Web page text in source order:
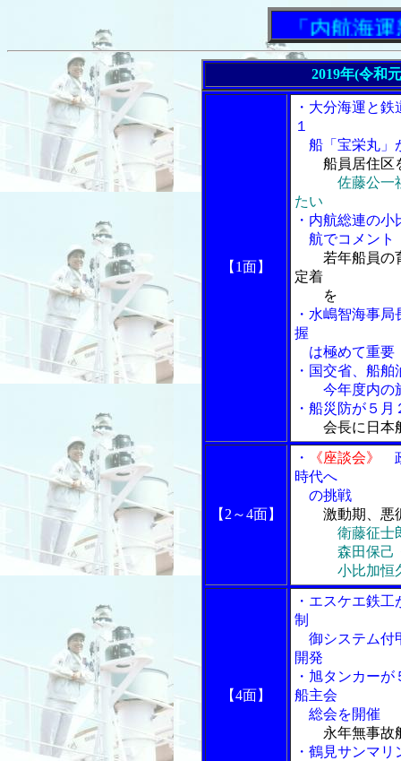
「内航海運
2019年(令和
【1面】
・大分海運と
１
船「宝栄丸」
船員居住区
佐藤公一
たい
・内航総連の
航でコメント
若年船員の
定着
を
・水嶋智海事
握
は極めて重要
・国交省、船
今年度内の施
・船災防が５
会長に日本
【2～4面】
・ 《座談会》
時代へ
の挑戦
激動期、悪
衛藤征士
森田保己・
小比加恒久
【4面】
・エスケエ鉄
制
御システム付
開発
・旭タンカー
船主会
総会を開催
永年無事故
・鶴見サンマ